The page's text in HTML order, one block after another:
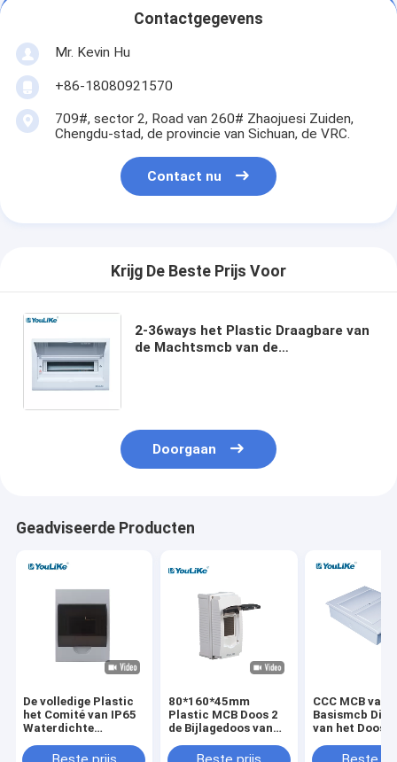
Contactgegevens
Mr. Kevin Hu
+86-18080921570
709#, sector 2, Road van 260# Zhaojuesi Zuiden,
Chengdu-stad, de provincie van Sichuan, de VRC.
Contact nu
Krijg De Beste Prijs Voor
2-36ways het Plastic Draagbare van
de Machtsmcb van de
Doorgaan
Geadviseerde Producten
De volledige Plastic
het Comité van IP65
Waterdichte
Doos
80*160*45mm
Plastic MCB Doos 2
de Bijlagedoos van
MCB
CCC MCB van
Basismcb
van het Doos
Doosvloed op